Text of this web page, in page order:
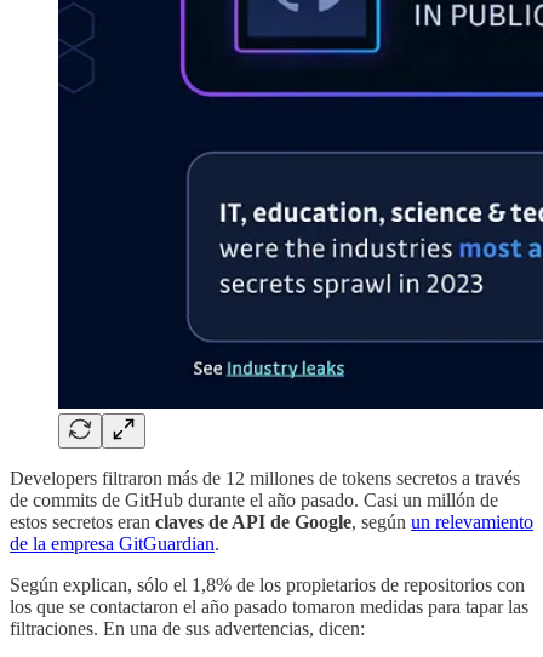
Developers filtraron más de 12 millones de tokens secretos a través
de commits de GitHub durante el año pasado. Casi un millón de
estos secretos eran claves de API de Google, según un relevamiento
de la empresa GitGuardian.
Según explican, sólo el 1,8% de los propietarios de repositorios con
los que se contactaron el año pasado tomaron medidas para tapar las
filtraciones. En una de sus advertencias, dicen: